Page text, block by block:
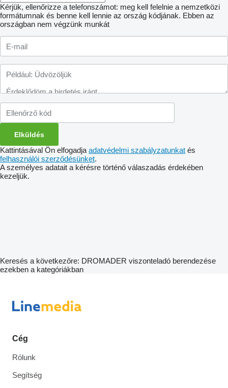
Kérjük, ellenőrizze a telefonszámot: meg kell felelnie a nemzetközi
formátumnak és benne kell lennie az ország kódjának. Ebben az
országban nem végzünk munkát
Kattintásával Ön elfogadja adatvédelmi szabályzatunkat és
felhasználói szerződésünket.
A személyes adatait a kérésre történő válaszadás érdekében
kezeljük.
Keresés a következőre: DROMADER viszonteladó berendezése
ezekben a kategóriákban
Cég
Rólunk
Segítség